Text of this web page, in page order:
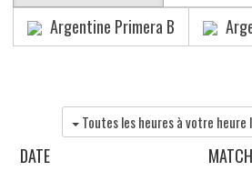
Argentine Primera B
Toutes les heures à votre
DATE MATCH